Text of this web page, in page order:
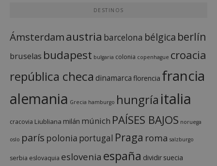
DESTINOS
Ámsterdamaustria barcelona bélgica berlín
bruselas budapest bulgaria colonia copenhague croacia
república checa dinamarca florencia francia
alemania Grecia hamburgo hungría italia
cracovia Liubliana milán múnich PAÍSES BAJOS noruega
oslo parís polonia portugal Praga roma salzburgo
serbia eslovaquia eslovenia españa dividir suecia